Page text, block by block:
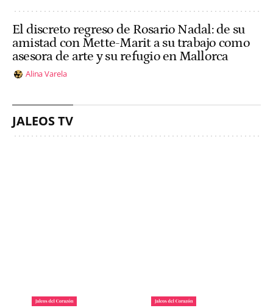
El discreto regreso de Rosario Nadal: de su
amistad con Mette-Marit a su trabajo como
asesora de arte y su refugio en Mallorca
Alina Varela
JALEOS TV